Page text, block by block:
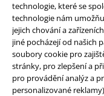
technologie, které se
technologie nám
jejich chování a
jiné pocházejí od našich
soubory cookie pro
stránky, pro zlepšení a
pro provádění analýz a
personalizované
A Warner